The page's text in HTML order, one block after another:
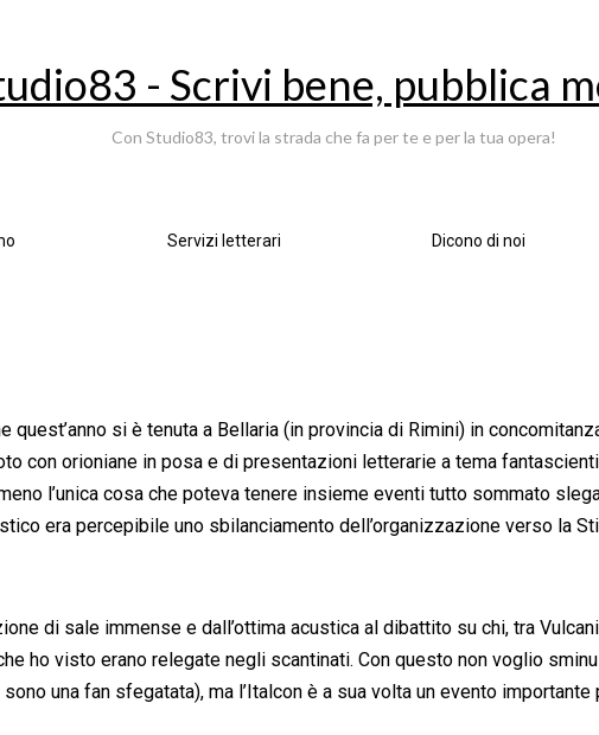
- Scrivi bene, pubblica
Con Studio83, trovi la strada che fa per te e per la tua opera!
Servizi letterari Dicono di noi
quest’anno si è tenuta a Bellaria (in provincia di Rimini) in
con orioniane in posa e di presentazioni letterarie a tema
l’unica cosa che poteva tenere insieme eventi tutto sommato
era percepibile uno sbilanciamento dell’organizzazione verso la
di sale immense e dall’ottima acustica al dibattito su chi, tra
ho visto erano relegate negli scantinati. Con questo non voglio
una fan sfegatata), ma l’Italcon è a sua volta un evento